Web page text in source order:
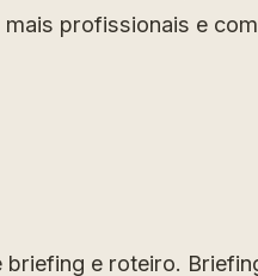
profissionais e
briefing e roteiro.